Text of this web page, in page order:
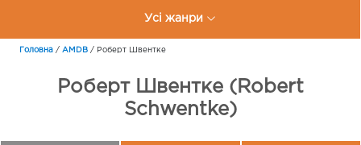
Усі жанри
Головна / AMDB / Роберт Швентке
Роберт Швентке (Robert
Schwentke)